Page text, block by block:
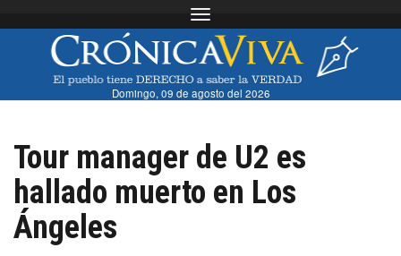
Toggle navigation
Domingo, 09 de agosto del 2026
Tour manager de U2 es
hallado muerto en Los
Ángeles